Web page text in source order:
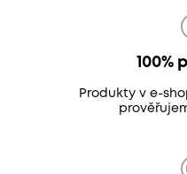
100%
Produkty v e-